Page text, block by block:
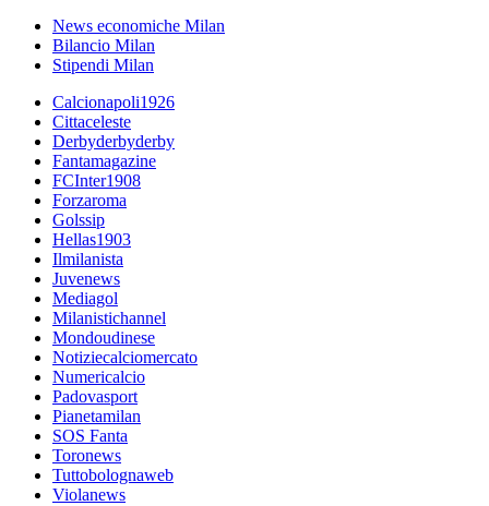
News economiche Milan
Bilancio Milan
Stipendi Milan
Calcionapoli1926
Cittaceleste
Derbyderbyderby
Fantamagazine
FCInter1908
Forzaroma
Golssip
Hellas1903
Ilmilanista
Juvenews
Mediagol
Milanistichannel
Mondoudinese
Notiziecalciomercato
Numericalcio
Padovasport
Pianetamilan
SOS Fanta
Toronews
Tuttobolognaweb
Violanews